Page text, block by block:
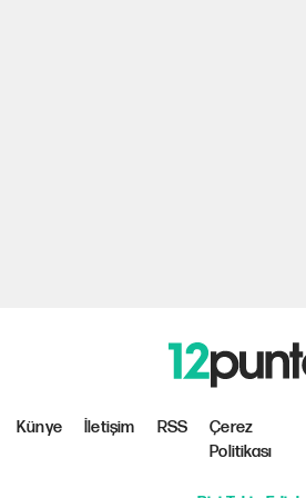
Künye İletişim RSS
Çerez
Politikası